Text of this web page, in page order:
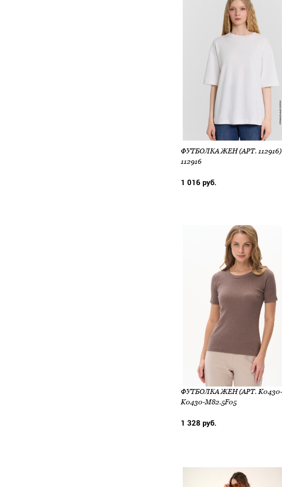
ФУТБОЛКА ЖЕН (АРТ. 112916)
112916
1 016 руб.
K0430-M82.5F05
1 328 руб.